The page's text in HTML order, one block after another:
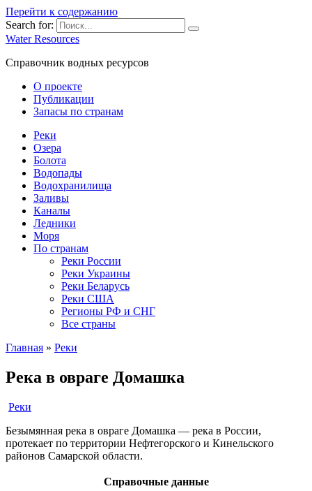
Перейти к содержанию
Search for:
Water Resources
Справочник водных ресурсов
О проекте
Публикации
Запасы по странам
Реки
Озера
Болота
Водопады
Водохранилища
Заливы
Каналы
Ледники
Моря
По странам
Реки России
Реки Украины
Реки Беларусь
Реки США
Регионы РФ и СНГ
Все страны
Главная » Реки
Река в овраге Домашка
Реки
Безымянная река в овраге Домашка — река в России,
протекает по территории Нефтегорского и Кинельского
районов Самарской области.
Справочные данные